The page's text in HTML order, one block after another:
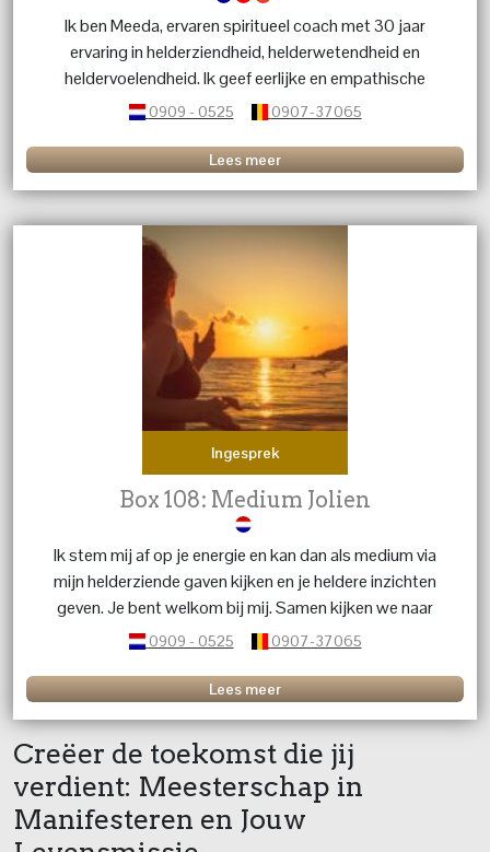
Ik ben Meeda, ervaren spiritueel coach met 30 jaar
ervaring in helderziendheid, helderwetendheid en
heldervoelendheid. Ik geef eerlijke en empathische
inzichten via tarot, Lenormand en koffiedik om jou meer
0909 - 0525 0907-37065
Lees meer
Ingesprek
Box 108: Medium Jolien
Ik stem mij af op je energie en kan dan als medium via
mijn helderziende gaven kijken en je heldere inzichten
geven. Je bent welkom bij mij. Samen kijken we naar
wat jou nu het meest helpt, zodat je lichter en meer in
0909 - 0525 0907-37065
Lees meer
Creëer de toekomst die jij
verdient: Meesterschap in
Manifesteren en Jouw